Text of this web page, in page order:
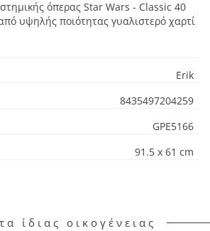
όπερας Star Wars - Classic 40
υψηλής ποιότητας γυαλιστερό χαρτί
Erik
8435497204259
GPE5166
91.5 x 61 cm
ίδιας οικογένειας